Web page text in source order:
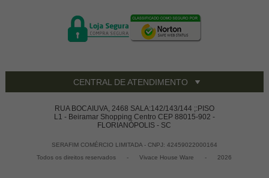
CENTRAL DE ATENDIMENTO
RUA BOCAIUVA, 2468 SALA:142/143/144 ;:PISO
L1 - Beiramar Shopping Centro CEP 88015-902 -
FLORIANÓPOLIS - SC
SERAFIM COMÉRCIO LIMITADA - CNPJ: 42459022000164
Todos os direitos reservados
- Vivace House Ware - 2026